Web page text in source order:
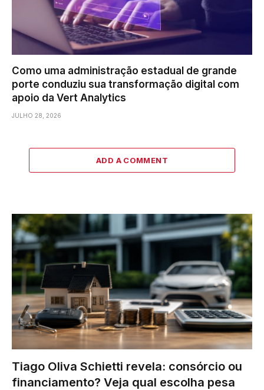
Como uma administração estadual de grande
porte conduziu sua transformação digital com
apoio da Vert Analytics
JULHO 28, 2026
ADD A COMMENT
Tiago Oliva Schietti revela: consórcio ou
financiamento? Veja qual escolha pesa